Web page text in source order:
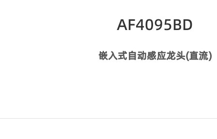
AF4095BD
嵌入式自动感应龙头(直流)